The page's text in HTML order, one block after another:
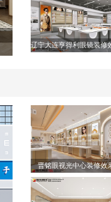
辽宁大连亨得利眼镜装修
晋铭眼视光中心装修效